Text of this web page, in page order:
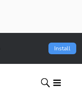
Install